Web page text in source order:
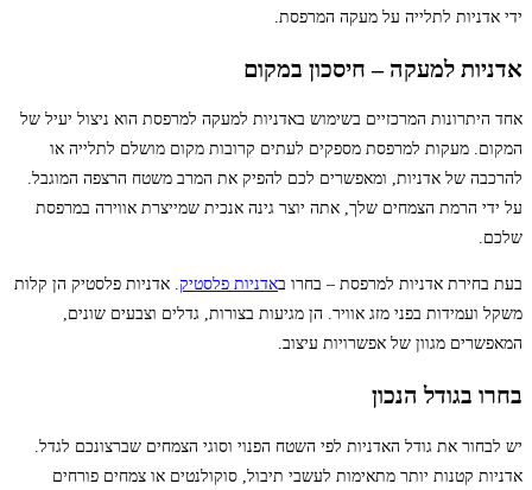
ידי אדניות לתלייה על מעקה המרפסת.
אדניות למעקה – חיסכון במקום
אחד היתרונות המרכזיים בשימוש באדניות למעקה למרפסת הוא ניצול יעיל של
המקום. מעקות למרפסת מספקים לעתים קרובות מקום מושלם לתלייה או
להרכבה של אדניות, ומאפשרים לכם להפיק את המרב משטח הרצפה המוגבל.
על ידי הרמת הצמחים שלך, אתה יוצר גינה אנכית שמייצרת אווירה במרפסת
שלכם.
בעת בחירת אדניות למרפסת – בחרו באדניות פלסטיק. אדניות פלסטיק הן קלות
משקל ועמידות בפני מזג אוויר. הן מגיעות בצורות, גדלים וצבעים שונים,
המאפשרים מגוון של אפשרויות עיצוב.
בחרו בגודל הנכון
יש לבחור את גודל האדניות לפי השטח הפנוי וסוגי הצמחים שברצונכם לגדל.
אדניות קטנות יותר מתאימות לעשבי תיבול, סוקולנטים או צמחים פורחים